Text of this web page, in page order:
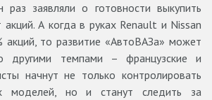
заявляли о готовности выкупить
акций. А когда в руках Renault и Nissan
то развитие «АвтоВАЗа» может
другими темпами – французские и
начнут не только контролировать
моделей, но и станут следить за